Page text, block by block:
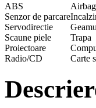
ABS Airbag
Senzor de parcare
Servodirectie
Scaune piele
Trapa
Proiectoare
Radio/CD
Carte